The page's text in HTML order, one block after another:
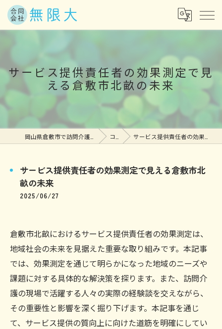
サービス提供責任者の効果測定で見
える倉敷市北畝の未来
コラム サービス提供責任者の効果測定で見える倉敷市北畝の未来
サービス提供責任者の効果測定で見える倉敷市北
畝の未来
2025/06/27
倉敷市北畝におけるサービス提供責任者の効果測定は、
地域社会の未来を見据えた重要な取り組みです。本記事
では、効果測定を通じて明らかになった地域のニーズや
課題に対する具体的な解決策を探ります。また、訪問介
護の現場で活躍する人々の実際の経験談を交えながら、
その重要性と影響を深く掘り下げます。本記事を通じ
て、サービス提供の質向上に向けた道筋を明確にしてい